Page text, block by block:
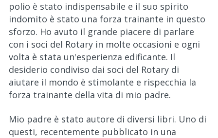
polio è stato indispensabile e il suo spirito
indomito è stato una forza trainante in questo
sforzo. Ho avuto il grande piacere di parlare
con i soci del Rotary in molte occasioni e ogni
volta è stata un'esperienza edificante. Il
desiderio condiviso dai soci del Rotary di
aiutare il mondo è stimolante e rispecchia la
forza trainante della vita di mio padre.
Mio padre è stato autore di diversi libri. Uno di
questi, recentemente pubblicato in una